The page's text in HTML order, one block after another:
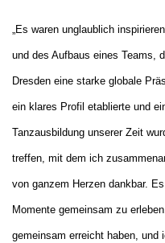
„Es waren unglaublich
und des Aufbaus eines Teams,
Dresden eine starke globale
ein klares Profil etablierte und
Tanzausbildung unserer Zeit
treffen, mit dem ich
von ganzem Herzen dankbar.
Momente gemeinsam zu
gemeinsam erreicht haben, und